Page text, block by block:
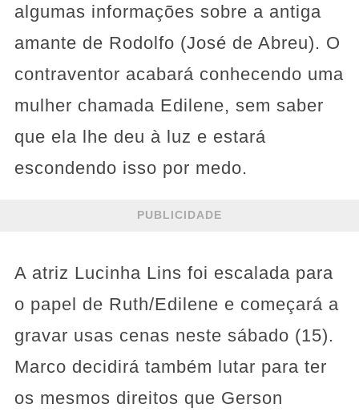
algumas informações sobre a antiga
amante de Rodolfo (José de Abreu). O
contraventor acabará conhecendo uma
mulher chamada Edilene, sem saber
que ela lhe deu à luz e estará
escondendo isso por medo.
PUBLICIDADE
A atriz Lucinha Lins foi escalada para
o papel de Ruth/Edilene e começará a
gravar usas cenas neste sábado (15).
Marco decidirá também lutar para ter
os mesmos direitos que Gerson